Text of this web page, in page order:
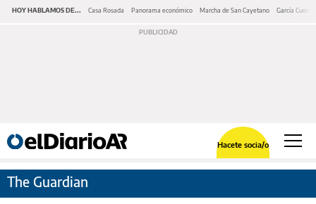
HOY HABLAMOS DE... Casa Rosada Panorama económico Marcha de San Cayetano García Cuerva
Hacete socia/o
The Guardian